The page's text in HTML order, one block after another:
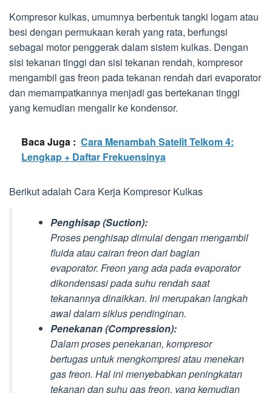
Kompresor kulkas, umumnya berbentuk tangki logam atau
besi dengan permukaan kerah yang rata, berfungsi
sebagai motor penggerak dalam sistem kulkas. Dengan
sisi tekanan tinggi dan sisi tekanan rendah, kompresor
mengambil gas freon pada tekanan rendah dari evaporator
dan memampatkannya menjadi gas bertekanan tinggi
yang kemudian mengalir ke kondensor.
Baca Juga : Cara Menambah Satelit Telkom 4:
Lengkap + Daftar Frekuensinya
Berikut adalah Cara Kerja Kompresor Kulkas
Penghisap (Suction):
Proses penghisap dimulai dengan mengambil
fluida atau cairan freon dari bagian
evaporator. Freon yang ada pada evaporator
dikondensasi pada suhu rendah saat
tekanannya dinaikkan. Ini merupakan langkah
awal dalam siklus pendinginan.
Penekanan (Compression):
Dalam proses penekanan, kompresor
bertugas untuk mengkompresi atau menekan
gas freon. Hal ini menyebabkan peningkatan
tekanan dan suhu gas freon, yang kemudian